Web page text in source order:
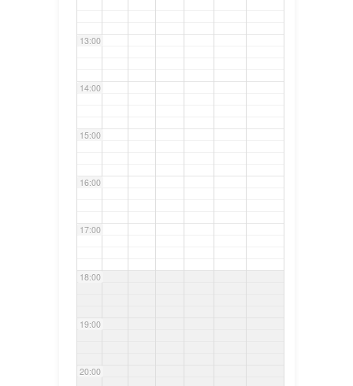
13:00
14:00
15:00
16:00
17:00
18:00
19:00
20:00